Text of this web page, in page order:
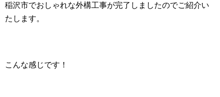
稲沢市でおしゃれな外構工事が完了しましたのでご紹介い
たします。
こんな感じです！